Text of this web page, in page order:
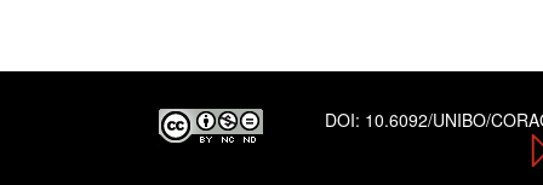
DOI: 10.6092/UNIBO/